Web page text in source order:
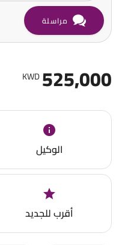
525,000
KWD
الوكيل
أقرب للجديد
مراسلة